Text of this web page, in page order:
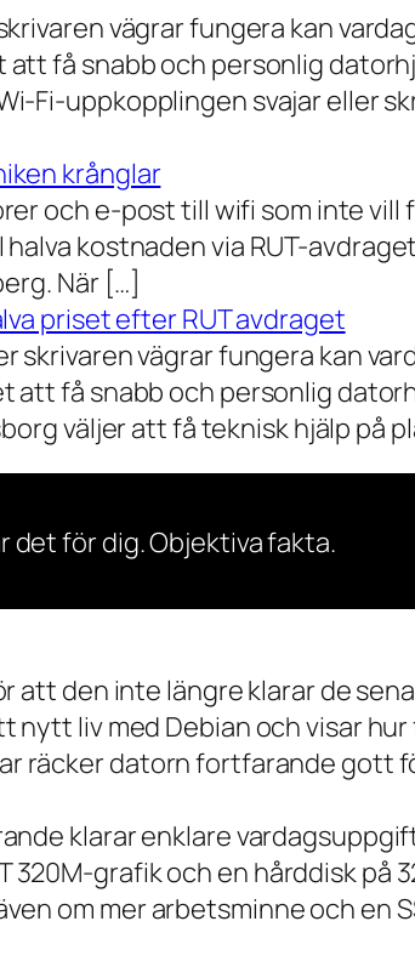
vägrar fungera kan
få snabb och personlig
Fi-uppkopplingen svajar eller
krånglar
och e-post till wifi som inte
kostnaden via RUT-
När […]
priset efter RUT avdraget
vägrar fungera kan
att få snabb och personlig
väljer att få teknisk hjälp på
för dig. Objektiva fakta.
den inte längre klarar de
liv med Debian och visar
räcker datorn fortfarande gott
klarar enklare
320M-grafik och en hårddisk på
om mer arbetsminne och en